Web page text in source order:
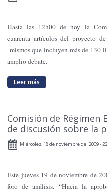
Hasta las 12h00 de hoy la
cuarenta artículos del proyecto
mismos que incluyen más de 130
amplio debate.
Leer más
Comisión de Régimen
de discusión sobre la
Miércoles, 18 de noviembre del 2009 -
Este jueves 19 de noviembre de
foro de análisis. “Hacia la